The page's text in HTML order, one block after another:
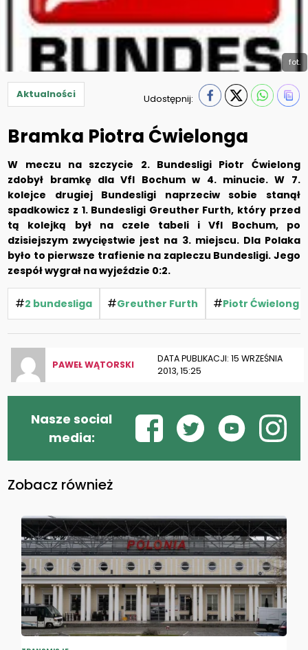
fot.
Aktualności Udostępnij:
Bramka Piotra Ćwielonga
W meczu na szczycie 2. Bundesligi Piotr Ćwielong
zdobył bramkę dla Vfl Bochum w 4. minucie. W 7.
kolejce drugiej Bundesligi naprzeciw sobie stanął
spadkowicz z 1. Bundesligi Greuther Furth, który przed
tą kolejką był na czele tabeli i Vfl Bochum, po
dzisiejszym zwycięstwie jest na 3. miejscu. Dla Polaka
było to pierwsze trafienie na zapleczu Bundesligi. Jego
zespół wygrał na wyjeździe 0:2.
#2 bundesliga #Greuther Furth #Piotr Ćwielong
PAWEŁ WĄTORSKI
DATA PUBLIKACJI: 15 WRZEŚNIA
2013, 15:25
Nasze social
media:
Zobacz również